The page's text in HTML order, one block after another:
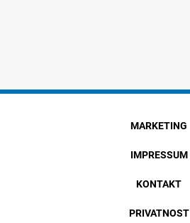
MARKETING
IMPRESSUM
KONTAKT
PRIVATNOST